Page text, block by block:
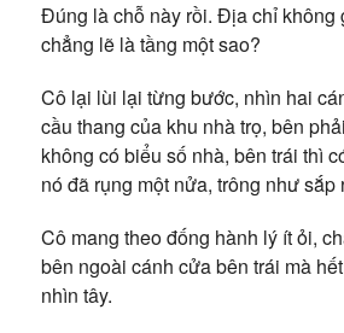
Đúng là chỗ này rồi. Địa chỉ không
chẳng lẽ là tầng một sao?
Cô lại lùi lại từng bước, nhìn hai
cầu thang của khu nhà trọ, bên
không có biểu số nhà, bên trái thì
nó đã rụng một nửa, trông như sắp
Cô mang theo đống hành lý ít ỏi,
bên ngoài cánh cửa bên trái mà
nhìn tây.